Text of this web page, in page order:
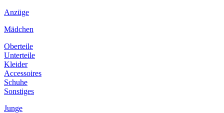
Anzüge
Mädchen
Oberteile
Unterteile
Kleider
Accessoires
Schuhe
Sonstiges
Junge